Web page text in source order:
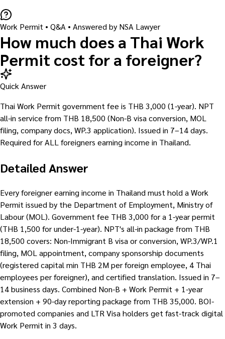
Work Permit • Q&A • Answered by NSA Lawyer
How much does a Thai Work
Permit cost for a foreigner?
Quick Answer
Thai Work Permit government fee is THB 3,000 (1-year). NPT
all-in service from THB 18,500 (Non-B visa conversion, MOL
filing, company docs, WP.3 application). Issued in 7–14 days.
Required for ALL foreigners earning income in Thailand.
Detailed Answer
Every foreigner earning income in Thailand must hold a Work
Permit issued by the Department of Employment, Ministry of
Labour (MOL). Government fee THB 3,000 for a 1-year permit
(THB 1,500 for under-1-year). NPT's all-in package from THB
18,500 covers: Non-Immigrant B visa or conversion, WP.3/WP.1
filing, MOL appointment, company sponsorship documents
(registered capital min THB 2M per foreign employee, 4 Thai
employees per foreigner), and certified translation. Issued in 7–
14 business days. Combined Non-B + Work Permit + 1-year
extension + 90-day reporting package from THB 35,000. BOI-
promoted companies and LTR Visa holders get fast-track digital
Work Permit in 3 days.